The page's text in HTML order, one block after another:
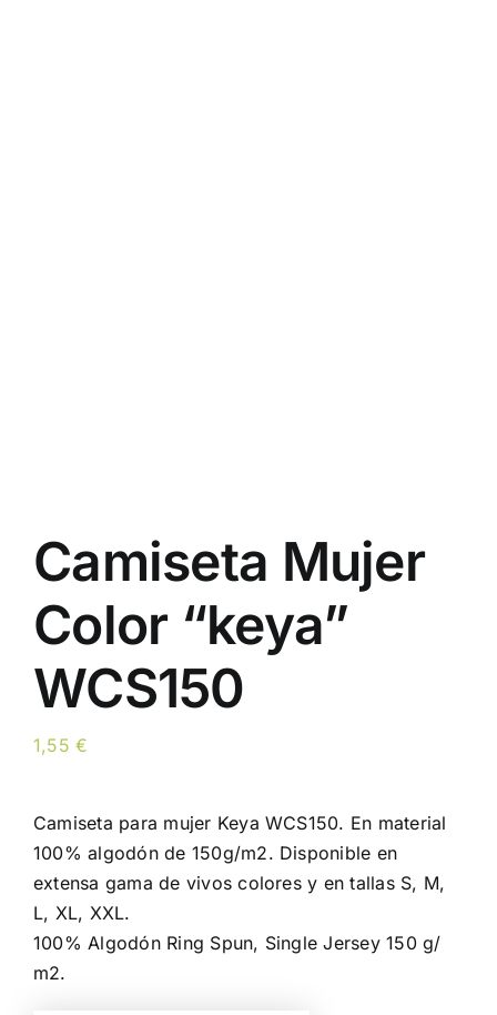
Camiseta Mujer
Color “keya”
WCS150
1,55€
Camiseta para mujer Keya WCS150. En material
100% algodón de 150g/m2. Disponible en
extensa gama de vivos colores y en tallas S, M,
L, XL, XXL.
100% Algodón Ring Spun, Single Jersey 150 g/
m2.